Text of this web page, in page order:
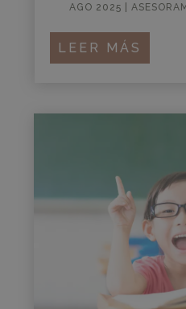
AGO 2025
LEER MÁS